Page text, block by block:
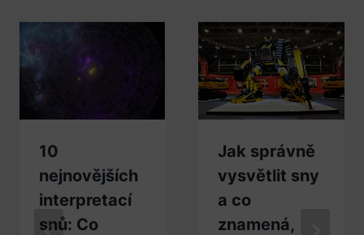
10
nejnovějších
interpretací
snů: Co
Jak správně
vysvětlit sny
a co
znamená,